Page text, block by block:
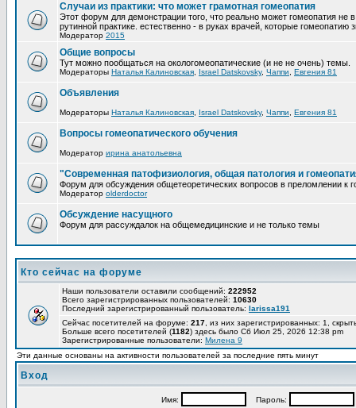
Случаи из практики: что может грамотная гомеопатия
Этот форум для демонстрации того, что реально может гомеопатия не
рутинной практике. естественно - в руках врачей, которые гомеопатию
Модератор 2015
Общие вопросы
Тут можно пообщаться на окологомеопатические (и не не очень) темы.
Модераторы Наталья Калиновская Israel Datskovsky, Чаппи Евгения 81
Объявления
Модераторы Наталья Калиновская Israel Datskovsky, Чаппи Евгения 81
Вопросы гомеопатического обучения
Модератор ирина анатольевна
"Современная патофизиология, общая патология и
Форум для обсуждения общетеоретических вопросов в преломлении к
Модератор olderdoctor
Обсуждение насущного
Форум для рассуждалок на общемедицинские и не только темы
Кто сейчас на форуме
Наши пользователи оставили сообщений: 222952
Всего зарегистрированных пользователей: 10630
Последний зарегистрированный пользователь: larissa191
Сейчас посетителей на форуме: 217 , из них зарегистрированных: 1,
Больше всего посетителей (1182) здесь было Сб Июл 25, 2026 12:38 pm
Зарегистрированные пользователи: Милена 9
Эти данные основаны на активности пользователей за последние пять минут
Вход
Имя: Пароль: